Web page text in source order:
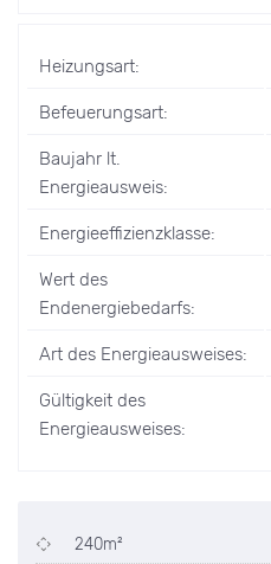
Heizungsart:
Befeuerungsart:
Baujahr lt.
Energieausweis:
Energieeffizienzklasse:
Wert des
Endenergiebedarfs:
Art des Energieausweises:
Gültigkeit des
Energieausweises:
240m²